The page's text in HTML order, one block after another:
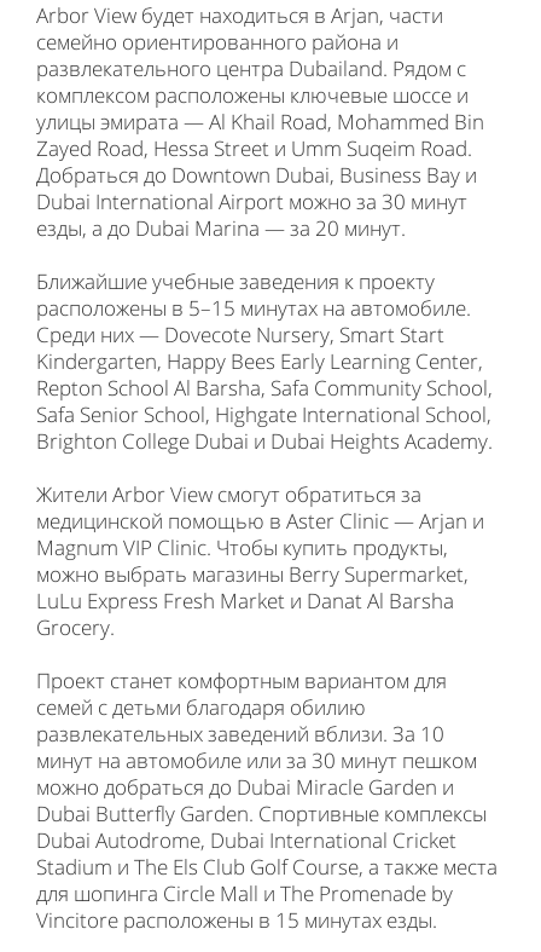
Arbor View будет находиться в Arjan, части
семейно ориентированного района и
развлекательного центра Dubailand. Рядом с
комплексом расположены ключевые шоссе и
улицы эмирата — Al Khail Road, Mohammed Bin
Zayed Road, Hessa Street и Umm Suqeim Road.
Добраться до Downtown Dubai, Business Bay и
Dubai International Airport можно за 30 минут
езды, а до Dubai Marina — за 20 минут.
Ближайшие учебные заведения к проекту
расположены в 5–15 минутах на автомобиле.
Среди них — Dovecote Nursery, Smart Start
Kindergarten, Happy Bees Early Learning Center,
Repton School Al Barsha, Safa Community School,
Safa Senior School, Highgate International School,
Brighton College Dubai и Dubai Heights Academy.
Жители Arbor View смогут обратиться за
медицинской помощью в Aster Clinic — Arjan и
Magnum VIP Clinic. Чтобы купить продукты,
можно выбрать магазины Berry Supermarket,
LuLu Express Fresh Market и Danat Al Barsha
Grocery.
Проект станет комфортным вариантом для
семей с детьми благодаря обилию
развлекательных заведений вблизи. За 10
минут на автомобиле или за 30 минут пешком
можно добраться до Dubai Miracle Garden и
Dubai Butterfly Garden. Спортивные комплексы
Dubai Autodrome, Dubai International Cricket
Stadium и The Els Club Golf Course, а также места
для шопинга Circle Mall и The Promenade by
Vincitore расположены в 15 минутах езды.